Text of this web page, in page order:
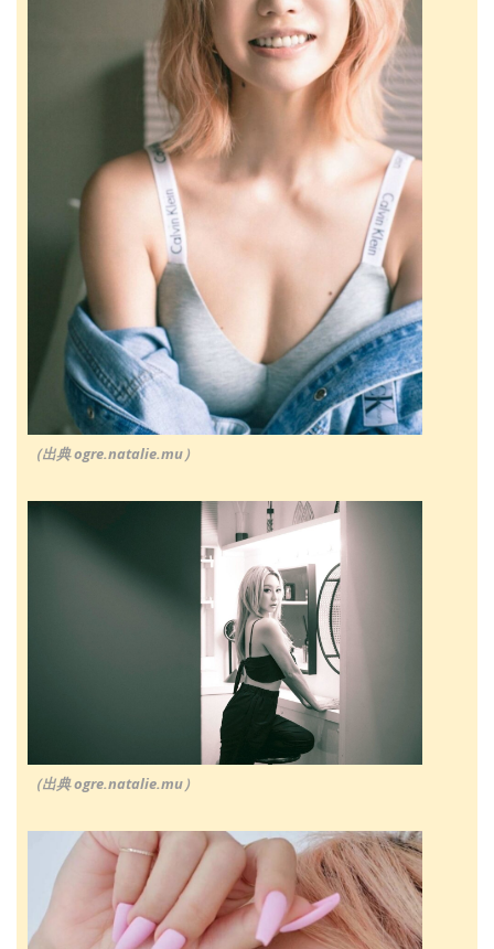
（出典 ogre.natalie.mu）
（出典 ogre.natalie.mu）